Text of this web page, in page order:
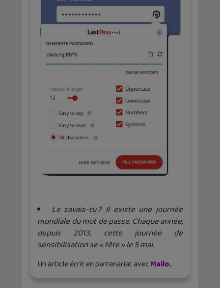
Le savais-tu ? Il existe une journée
mondiale du mot de passe. Chaque année,
depuis 2013, cette journée de
sensibilisation se « fête » le 5 mai.
Un article écrit en partenariat avecMailo.